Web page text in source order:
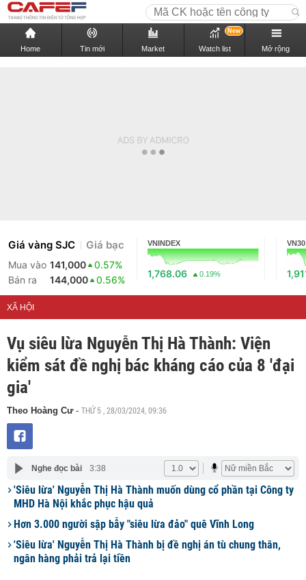
Home Tin mới Market Watch list
New
Mở rộng
Giá vàng SJC Giá bạc
Mua vào 141,000
0.57%
Bán ra
144,000 0.56%
VNINDEX
1,768.06 0.19%
VN30
XÃ HỘI
Vụ siêu lừa Nguyễn Thị Hà Thành: Viện
kiểm sát đề nghị bác kháng cáo của 8 'đại
gia'
Theo Hoàng Cư- THỨ 5 , 28/03/2024, 09:36
Nghe đọc bài 3:38
'Siêu lừa' Nguyễn Thị Hà Thành muốn dùng cổ phần tại Công ty
MHD Hà Nội khắc phục hậu quả
Hơn 3.000 người sập bẫy "siêu lừa đảo" quê Vĩnh Long
'Siêu lừa' Nguyễn Thị Hà Thành bị đề nghị án tù chung thân,
ngân hàng phải trả lại tiền